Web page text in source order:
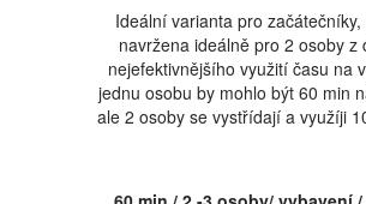
Ideální varianta pro
navržena ideálně pro 2 osoby z
nejefektivnějšího využití času na
jednu osobu by mohlo být 60 min
ale 2 osoby se vystřídají a využíji